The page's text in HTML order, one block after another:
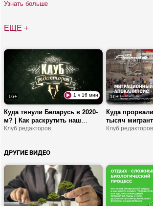
Узнать больше
ЕЩЕ +
16+ 1 ч 16 мин
Куда тянули Беларусь в 2020-
м? | Как раскрутить наш
легпром в соцсетях? | Двери
Клуб редакторов
16+
Куда
тысяч
обвиняют
Клуб редакторов
ДРУГИЕ ВИДЕО